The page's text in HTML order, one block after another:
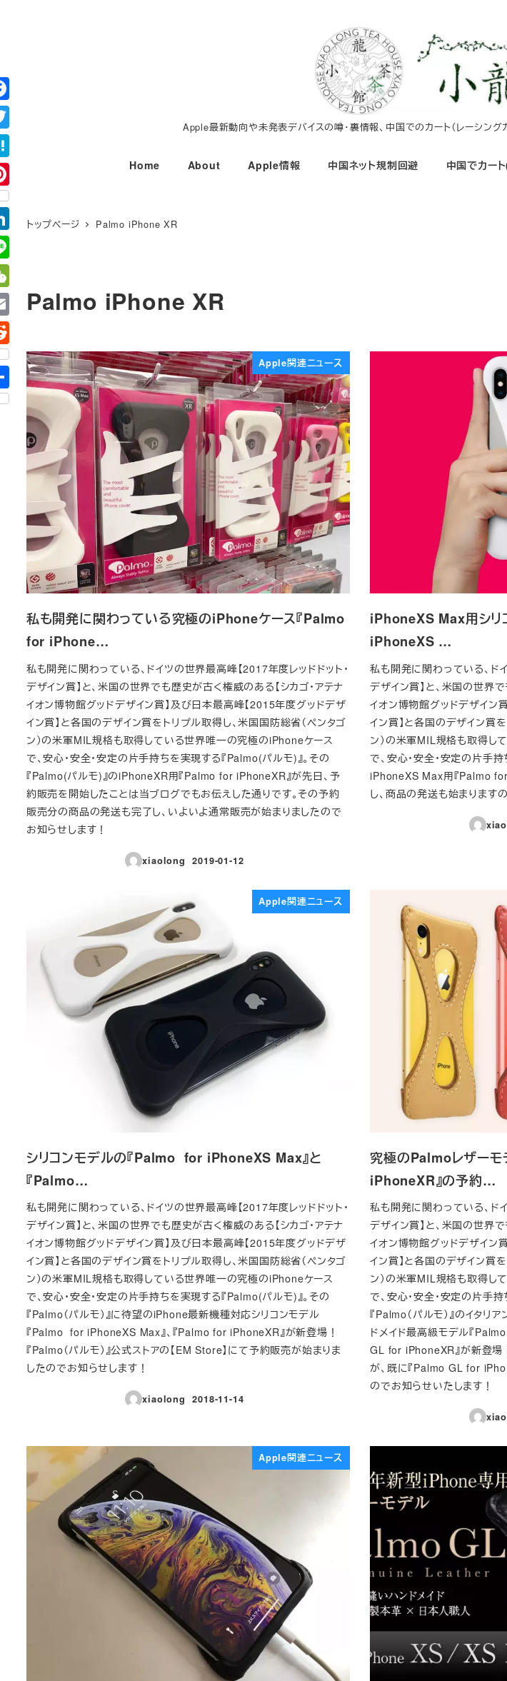
コ
ン
テ
ン
ツ
へ
移
動
Apple最新動向や未発表デバイスの噂・裏情報、中国でのカート（レーシン
Home About Apple情報 中国ネット規制回避 中国でカー
トップページ Palmo iPhone XR
Palmo iPhone XR
Apple関連ニュース
私も開発に関わっている究極のiPhoneケース『Palmo
for iPhone…
私も開発に関わっている、ドイツの世界最高峰【2017年度レッドドット・
デザイン賞】と、米国の世界でも歴史が古く権威のある【シカゴ・アテナ
イオン博物館グッドデザイン賞】及び日本最高峰【2015年度グッドデザ
イン賞】と各国のデザイン賞をトリプル取得し、米国国防総省（ペンタゴ
ン）の米軍MIL規格も取得している世界唯一の究極のiPhoneケース
で、安心・安全・安定の片手持ちを実現する『Palmo(パルモ)』。その
『Palmo(パルモ)』のiPhoneXR用『Palmo for iPhoneXR』が先日、予
約販売を開始したことは当ブログでもお伝えした通りです。その予約
販売分の商品の発送も完了し、いよいよ通常販売が始まりましたので
お知らせします！
xiaolong
投稿日
2019-01-12
iPhoneXS Max用シリ
iPhoneXS …
私も開発に関わっている、ド
デザイン賞】と、米国の世界
イオン博物館グッドデザイン
イン賞】と各国のデザイン賞
ン）の米軍MIL規格も取得し
で、安心・安全・安定の片手
iPhoneXS Max用『Palmo
し、商品の発送も始まります
Apple関連ニュース
シリコンモデルの『Palmo for iPhoneXS Max』と
『Palmo…
私も開発に関わっている、ドイツの世界最高峰【2017年度レッドドット・
デザイン賞】と、米国の世界でも歴史が古く権威のある【シカゴ・アテナ
イオン博物館グッドデザイン賞】及び日本最高峰【2015年度グッドデザ
イン賞】と各国のデザイン賞をトリプル取得し、米国国防総省（ペンタゴ
ン）の米軍MIL規格も取得している世界唯一の究極のiPhoneケース
で、安心・安全・安定の片手持ちを実現する『Palmo(パルモ)』。その
『Palmo（パルモ）』に待望のiPhone最新機種対応シリコンモデル
『Palmo for iPhoneXS Max』、『Palmo for iPhoneXR』が新登場！
『Palmo（パルモ）』公式ストアの【EM Store】にて予約販売が始まりま
したのでお知らせします！
xiaolong
投稿日
2018-11-14
究極のPalmoレザー
iPhoneXR』の予約…
私も開発に関わっている、ド
デザイン賞】と、米国の世界
イオン博物館グッドデザイン
イン賞】と各国のデザイン賞
ン）の米軍MIL規格も取得し
で、安心・安全・安定の片手
『Palmo（パルモ）』のイタ
ドメイド最高級モデル『
GL for iPhoneXR』が新登
が、既に『Palmo GL for
のでお知らせいたします！
Apple関連ニュース